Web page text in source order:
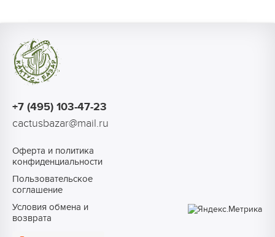
+7 (495) 103-47-23
cactusbazar@mail.ru
Оферта и политика
конфиденциальности
Пользовательское
соглашение
Условия обмена и
возврата